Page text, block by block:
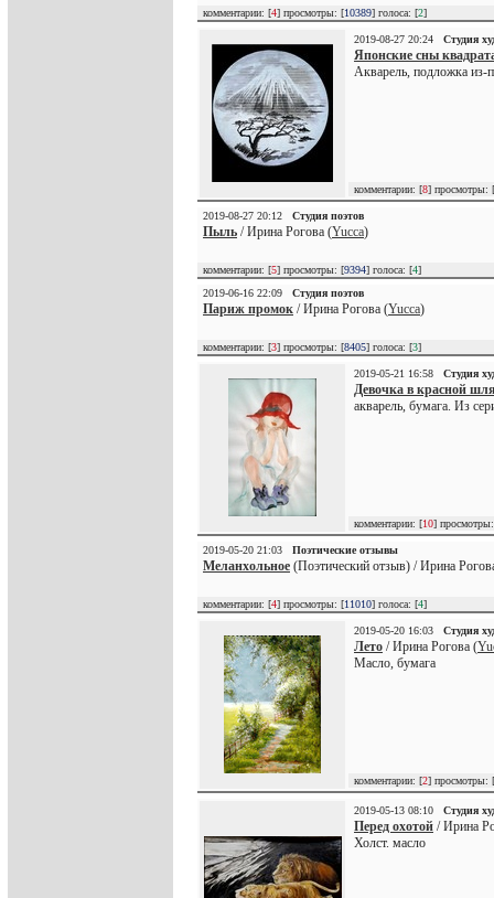
комментарии: [4] просмотры: [10389] голоса: [2]
2019-08-27 20:24 Студия
Японские сны
Акварель, подложка из-
комментарии: [8] просмотры: [
2019-08-27 20:12 Студия поэтов
Пыль / Ирина Рогова (Yucca)
комментарии: [5] просмотры: [9394] голоса: [4]
2019-06-16 22:09
Студия поэтов
Париж промок / Ирина Рогова (Yucca)
комментарии: [3] просмотры: [8405] голоса: [3]
2019-05-21 16:58 Студия
Девочка в красной
акварель, бумага. Из
комментарии: [10]
2019-05-20 21:03 Поэтические отзывы
Меланхольное (Поэтический отзыв) / Ирина
комментарии: [4] просмотры: [11010] голоса: [4]
2019-05-20 16:03 Студия
Лето / Ирина Рогова (
Масло, бумага
комментарии: [2] просмотры: [
2019-05-13 08:10 Студия
Перед охотой / Ирина
Холст. масло